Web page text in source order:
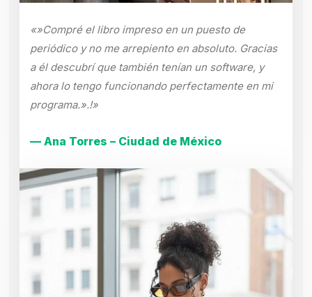
«»Compré el libro impreso en un puesto de
periódico y no me arrepiento en absoluto. Gracias
a él descubrí que también tenían un software, y
ahora lo tengo funcionando perfectamente en mi
programa.».!»
— Ana Torres – Ciudad de México